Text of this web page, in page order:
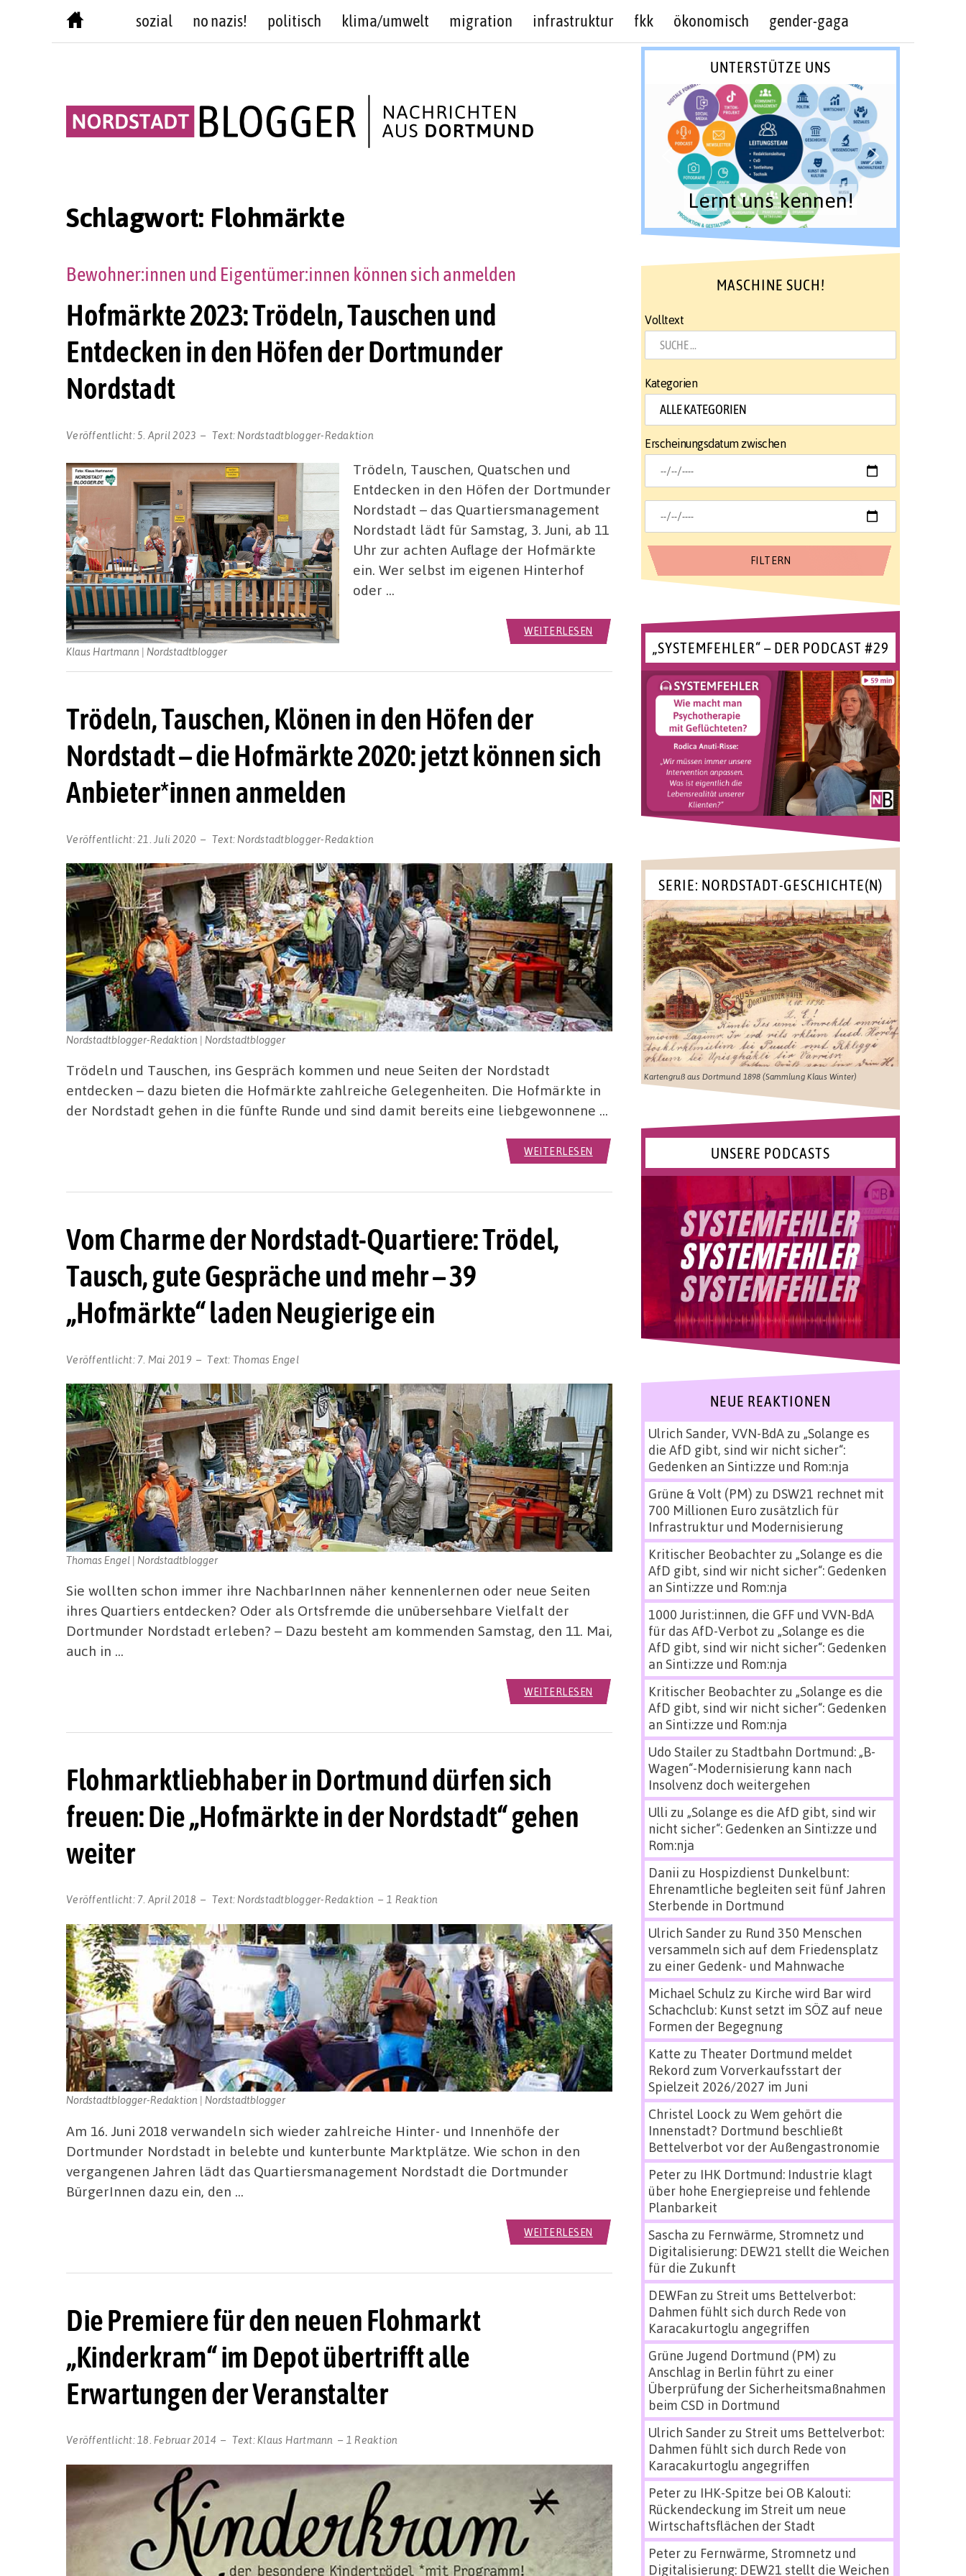
sozial no nazis! politisch klima/umwelt migration infrastruktur fkk ökonomisch gender-gaga
Schlagwort: Flohmärkte
Hofmärkte 2023: Trödeln, Tauschen und
Entdecken in den Höfen der Dortmunder
Nordstadt
Bewohner:innen und Eigentümer:innen können sich anmelden
Veröffentlicht:5. April 2023 Text: Nordstadtblogger-Redaktion
Klaus Hartmann | Nordstadtblogger
Trödeln, Tauschen, Quatschen und
Entdecken in den Höfen der Dortmunder
Nordstadt – das Quartiersmanagement
Nordstadt lädt für Samstag, 3. Juni, ab 11
Uhr zur achten Auflage der Hofmärkte
ein. Wer selbst im eigenen Hinterhof
oder …
WEITERLESEN
Trödeln, Tauschen, Klönen in den Höfen der
Nordstadt – die Hofmärkte 2020: jetzt können sich
Anbieter*innen anmelden
Veröffentlicht:21. Juli 2020 Text: Nordstadtblogger-Redaktion
Nordstadtblogger-Redaktion | Nordstadtblogger
Trödeln und Tauschen, ins Gespräch kommen und neue Seiten der Nordstadt
entdecken – dazu bieten die Hofmärkte zahlreiche Gelegenheiten. Die Hofmärkte in
der Nordstadt gehen in die fünfte Runde und sind damit bereits eine liebgewonnene …
WEITERLESEN
Vom Charme der Nordstadt-Quartiere: Trödel,
Tausch, gute Gespräche und mehr – 39
„Hofmärkte“ laden Neugierige ein
Veröffentlicht: 7. Mai 2019 Text: Thomas Engel
Thomas Engel | Nordstadtblogger
Sie wollten schon immer ihre NachbarInnen näher kennenlernen oder neue Seiten
ihres Quartiers entdecken? Oder als Ortsfremde die unübersehbare Vielfalt der
Dortmunder Nordstadt erleben? – Dazu besteht am kommenden Samstag, den 11. Mai,
auch in …
WEITERLESEN
Flohmarktliebhaber in Dortmund dürfen sich
freuen: Die „Hofmärkte in der Nordstadt“ gehen
weiter
Veröffentlicht: 7. April 2018 Text: Nordstadtblogger-Redaktion 1 Reaktion
Nordstadtblogger-Redaktion | Nordstadtblogger
Am 16. Juni 2018 verwandeln sich wieder zahlreiche Hinter- und Innenhöfe der
Dortmunder Nordstadt in belebte und kunterbunte Marktplätze. Wie schon in den
vergangenen Jahren lädt das Quartiersmanagement Nordstadt die Dortmunder
BürgerInnen dazu ein, den …
WEITERLESEN
Die Premiere für den neuen Flohmarkt
„Kinderkram“ im Depot übertrifft alle
Erwartungen der Veranstalter
Veröffentlicht: 18. Februar 2014 Text:Klaus Hartmann 1 Reaktion
UNTERSTÜTZE UNS
Lernt uns kennen!
MASCHINE SUCH!
Volltext
Kategorien
Erscheinungsdatum zwischen
„SYSTEMFEHLER“ – DER PODCAST #29
SERIE: NORDSTADT-GESCHICHTE(N)
Kartengruß aus Dortmund 1898 (Sammlung Klaus Winter)
UNSERE PODCASTS
NEUE REAKTIONEN
Ulrich Sander, VVN-BdAzu „Solange es
die AfD gibt, sind wir nicht sicher“:
Gedenken an Sinti:zze und Rom:nja
Grüne & Volt (PM) zu DSW21 rechnet mit
700 Millionen Euro zusätzlich für
Infrastruktur und Modernisierung
Kritischer Beobachterzu „Solange es die
AfD gibt, sind wir nicht sicher“: Gedenken
an Sinti:zze und Rom:nja
1000 Jurist:innen, die GFF und VVN-BdA
für das AfD-Verbot zu „Solange es die
AfD gibt, sind wir nicht sicher“: Gedenken
an Sinti:zze und Rom:nja
Kritischer Beobachterzu „Solange es die
AfD gibt, sind wir nicht sicher“: Gedenken
an Sinti:zze und Rom:nja
Udo Stailerzu Stadtbahn Dortmund: „B-
Wagen“-Modernisierung kann nach
Insolvenz doch weitergehen
Ulli zu „Solange es die AfD gibt, sind wir
nicht sicher“: Gedenken an Sinti:zze und
Rom:nja
Danii zu Hospizdienst Dunkelbunt:
Ehrenamtliche begleiten seit fünf Jahren
Sterbende in Dortmund
Ulrich Sanderzu Rund 350 Menschen
versammeln sich auf dem Friedensplatz
zu einer Gedenk- und Mahnwache
Michael Schulz zu Kirche wird Bar wird
Schachclub: Kunst setzt im SÖZ auf neue
Formen der Begegnung
Katte zu Theater Dortmund meldet
Rekord zum Vorverkaufsstart der
Spielzeit 2026/2027 im Juni
Christel Loock zu Wem gehört die
Innenstadt? Dortmund beschließt
Bettelverbot vor der Außengastronomie
Peterzu IHK Dortmund: Industrie klagt
über hohe Energiepreise und fehlende
Planbarkeit
Sascha zu Fernwärme, Stromnetz und
Digitalisierung: DEW21 stellt die Weichen
für die Zukunft
DEWFan zu Streit ums Bettelverbot:
Dahmen fühlt sich durch Rede von
Karacakurtoglu angegriffen
Grüne Jugend Dortmund (PM) zu
Anschlag in Berlin führt zu einer
Überprüfung der Sicherheitsmaßnahmen
beim CSD in Dortmund
Ulrich Sanderzu Streit ums Bettelverbot:
Dahmen fühlt sich durch Rede von
Karacakurtoglu angegriffen
Peterzu IHK-Spitze bei OB Kalouti:
Rückendeckung im Streit um neue
Wirtschaftsflächen der Stadt
Peterzu Fernwärme, Stromnetz und
Digitalisierung: DEW21 stellt die Weichen